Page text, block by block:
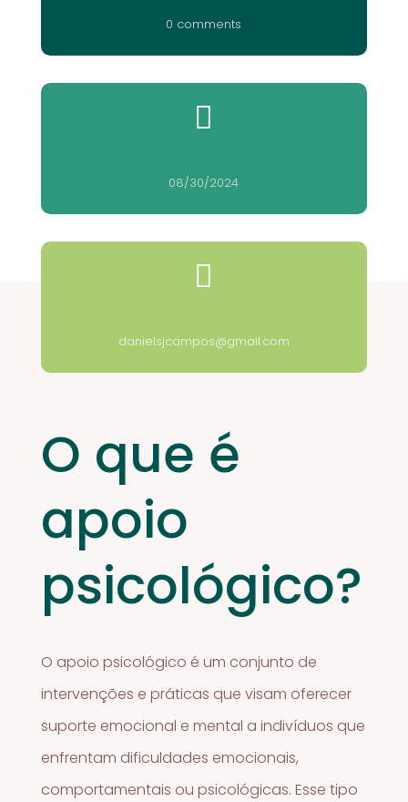
0 comments

08/30/2024

danielsjcampos@gmail.com
O que é
apoio
psicológico?
O apoio psicológico é um conjunto de
intervenções e práticas que visam oferecer
suporte emocional e mental a indivíduos que
enfrentam dificuldades emocionais,
comportamentais ou psicológicas. Esse tipo